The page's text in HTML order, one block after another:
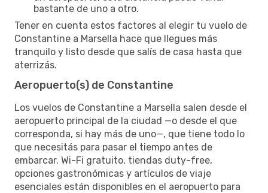
bastante de uno a otro.
Tener en cuenta estos factores al elegir tu vuelo de
Constantine a Marsella hace que llegues más
tranquilo y listo desde que salís de casa hasta que
aterrizás.
Aeropuerto(s) de Constantine
Los vuelos de Constantine a Marsella salen desde el
aeropuerto principal de la ciudad —o desde el que
corresponda, si hay más de uno—, que tiene todo lo
que necesitás para pasar el tiempo antes de
embarcar. Wi-Fi gratuito, tiendas duty-free,
opciones gastronómicas y artículos de viaje
esenciales están disponibles en el aeropuerto para